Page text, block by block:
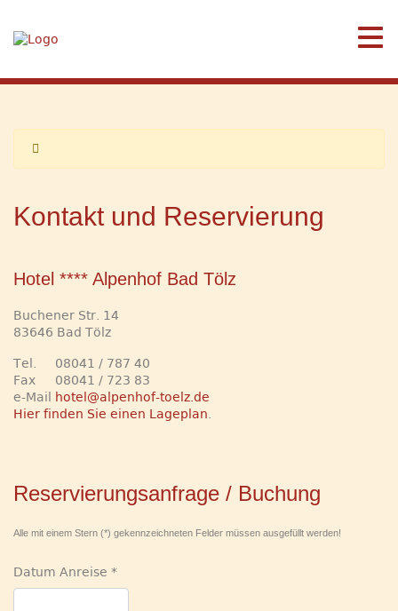
Kontakt und Reservierung
Hotel **** Alpenhof Bad Tölz
Buchener Str. 14
83646 Bad Tölz
Tel.
08041 / 787 40
Fax
08041 / 723 83
e-Mail
hotel@alpenhof-toelz.de
Hier finden Sie einen Lageplan
Reservierungsanfrage / Buchung
Alle mit einem Stern (*) gekennzeichneten Felder müssen ausgefüllt werden!
Datum Anreise